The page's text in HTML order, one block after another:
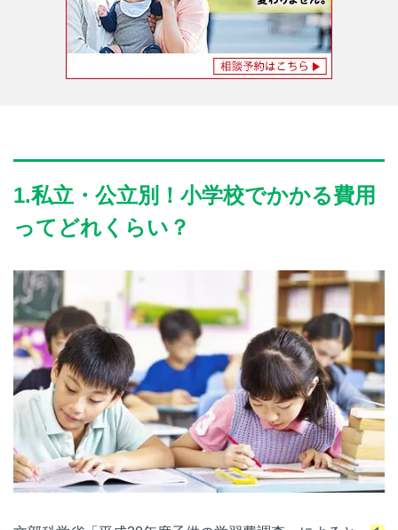
1.私立・公立別！小学校でかかる費用
ってどれくらい？